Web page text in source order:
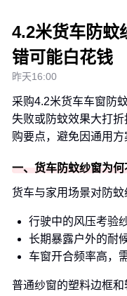
4.2米货车防蚊
错可能白花钱
昨天16:00
采购4.2米货车车窗防
失败或防蚊效果大打
购要点，避免因通用方
一、货车防蚊纱窗为何
货车与家用场景对防蚊
行驶中的风压考验
长期暴露户外的耐
车窗开合频率高，
普通纱窗的塑料边框